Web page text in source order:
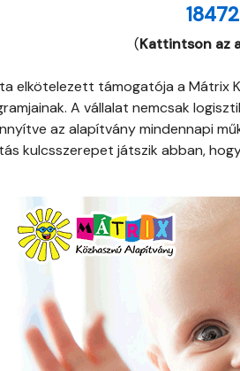
(Kattintson az
elkötelezett támogatója a Mátrix
A vállalat nemcsak
az alapítvány mindennapi
kulcsszerepet játszik abban,